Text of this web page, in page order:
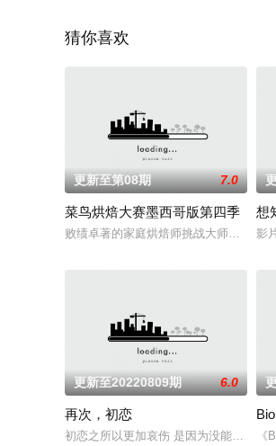
猜你喜欢
更新至第08期 7.0
菜鸟烘焙大赛墨西哥版第四季
败绩卓著的家庭烘焙师挑战大师级烘焙
想
影
更新至20220809期 6.0
再次，初恋
初恋之所以更加哀伤 是因为没能成功，